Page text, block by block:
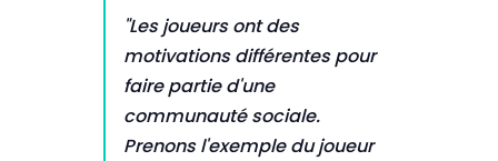
"Les joueurs ont des
motivations différentes pour
faire partie d'une
communauté sociale.
Prenons l'exemple du joueur